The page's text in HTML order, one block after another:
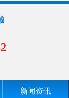
新闻资讯